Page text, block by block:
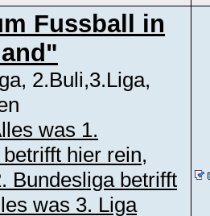
Fussball in
2.Buli,3.Liga,
was 1.
hier rein,
Bundesliga betrifft
was 3. Liga